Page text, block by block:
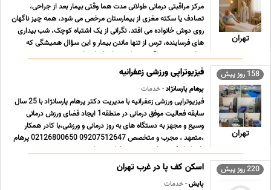
تهران
مرکز مراقبتی درمانی طولانی مدت هما وقتی بیمار بعد از جراحی،
تصادف یا سکته مغزی از بیمارستان مرخص می شود، همه چیز ناگهان
روی دوش خانواده می افتد. نگرانی از یک اشتباه کوچک، شب بیداری
های فرساینده، ترس از تنها ماندن بیمار و این سؤال همیشگی که
«داریم درست مراقبت می کنیم یا نه؟» اینجا ... ...
158 روز پیش
تهران
فیزیوتراپی ورزشی زعفرانیه
پرهام پارسانژاد- خدمات
فیزیوتراپی ورزشی زعفرانیه با مدیریت دکتر پرهام پارسانژاد با 25 سال
سابقه فعالیت موفق درمانی در منطقه1 ایجاد فضای ورزش درمانی
وسیع و مجهز به دستگاه های به روز درمانی و ورزشی،با کادر همکار
،متعهد ، مجرب و متخصص 09207512647 02126800650 پرهام
پارسانژاد فیزیوتراپی ورزشی زعفرانیه تهران ... ...
220 روز پیش اسکن کف پا در غرب تهران
پایش- خدمات